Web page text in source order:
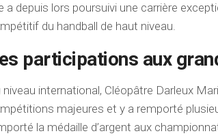
a depuis lors poursuivi une carrière
du handball de haut niveau.
participations aux
niveau international, Cléopâtre Darleux
majeures et y a remporté
la médaille d’argent aux